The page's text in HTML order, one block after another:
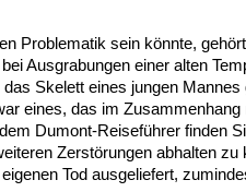
Problematik sein könnte,
Ausgrabungen einer alten
Skelett eines jungen
eines, das im
Dumont-Reiseführer finden
Zerstörungen abhalten
Tod ausgeliefert,